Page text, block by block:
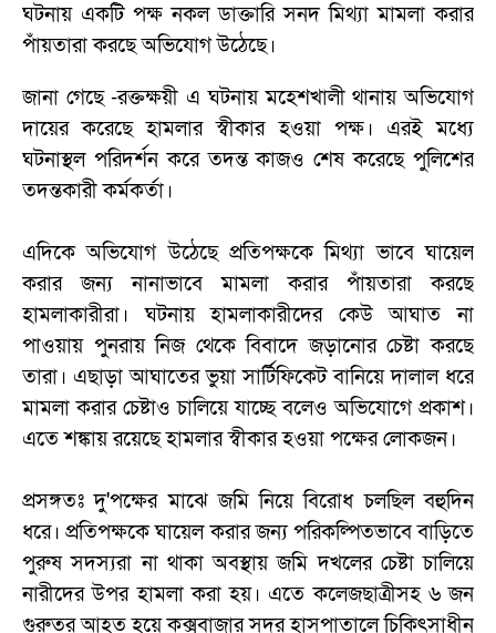
ঘটনায় একটি পক্ষ নকল ডাক্তারি সনদ মিথ্যা মামলা করার
পাঁয়তারা করছে অভিযোগ উঠেছে।
জানা গেছে -রক্তক্ষয়ী এ ঘটনায় মহেশখালী থানায় অভিযোগ
দায়ের করেছে হামলার স্বীকার হওয়া পক্ষ। এরই মধ্যে
ঘটনাস্থল পরিদর্শন করে তদন্ত কাজও শেষ করেছে পুলিশের
তদন্তকারী কর্মকর্তা।
এদিকে অভিযোগ উঠেছে প্রতিপক্ষকে মিথ্যা ভাবে ঘায়েল
করার জন্য নানাভাবে মামলা করার পাঁয়তারা করছে
হামলাকারীরা। ঘটনায় হামলাকারীদের কেউ আঘাত না
পাওয়ায় পুনরায় নিজ থেকে বিবাদে জড়ানোর চেষ্টা করছে
তারা। এছাড়া আঘাতের ভুয়া সার্টিফিকেট বানিয়ে দালাল ধরে
মামলা করার চেষ্টাও চালিয়ে যাচ্ছে বলেও অভিযোগে প্রকাশ।
এতে শঙ্কায় রয়েছে হামলার স্বীকার হওয়া পক্ষের লোকজন।
প্রসঙ্গতঃ দু'পক্ষের মাঝে জমি নিয়ে বিরোধ চলছিল বহুদিন
ধরে। প্রতিপক্ষকে ঘায়েল করার জন্য পরিকল্পিতভাবে বাড়িতে
পুরুষ সদস্যরা না থাকা অবস্থায় জমি দখলের চেষ্টা চালিয়ে
নারীদের উপর হামলা করা হয়। এতে কলেজছাত্রীসহ ৬ জন
গুরুতর আহত হয়ে কক্সবাজার সদর হাসপাতালে চিকিৎসাধীন